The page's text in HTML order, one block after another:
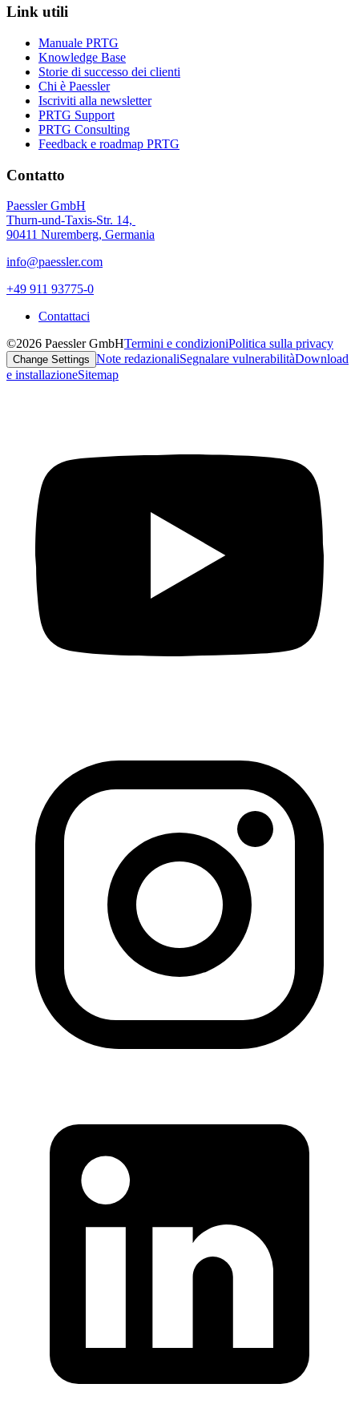
Link utili
Manuale PRTG
Knowledge Base
Storie di successo dei clienti
Chi è Paessler
Iscriviti alla newsletter
PRTG Support
PRTG Consulting
Feedback e roadmap PRTG
Contatto
Paessler GmbH
Thurn-und-Taxis-Str. 14,
90411 Nuremberg, Germania
info@paessler.com
+49 911 93775-0
Contattaci
©2026 Paessler GmbHTermini e condizioniPolitica sulla privacy
Change Settings Note redazionaliSegnalare vulnerabilitàDownload
e installazioneSitemap